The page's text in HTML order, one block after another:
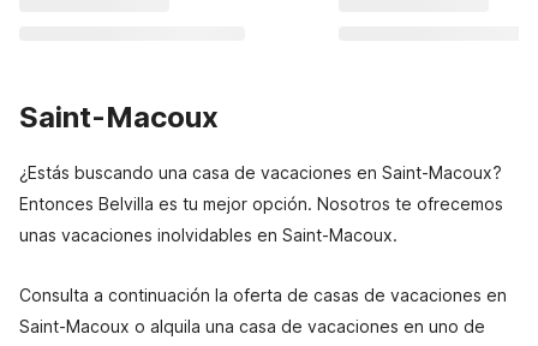
Saint-Macoux
¿Estás buscando una casa de vacaciones en Saint-Macoux?
Entonces Belvilla es tu mejor opción. Nosotros te ofrecemos
unas vacaciones inolvidables en Saint-Macoux.
Consulta a continuación la oferta de casas de vacaciones en
Saint-Macoux o alquila una casa de vacaciones en uno de